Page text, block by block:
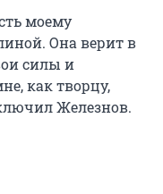
моему
Она верит в
силы и
как творцу,
Железнов.